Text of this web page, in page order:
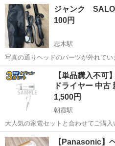
ジャンク
100円
志木駅
写真の通りヘッドのパーツが外れてい
す。
埼玉 新座市 志木駅 美容
【単品購入不可
ドライヤー 中
1,500円
朝霞駅
大人気の家電セットと合わせてご購
ります。 ※単品購入できません。当店の家電セットを購入すると同時
に配達出来る追加商品です。 ※家電セットオプションは全国配送を行
埼玉 新座市 美容家
【Panasonic】